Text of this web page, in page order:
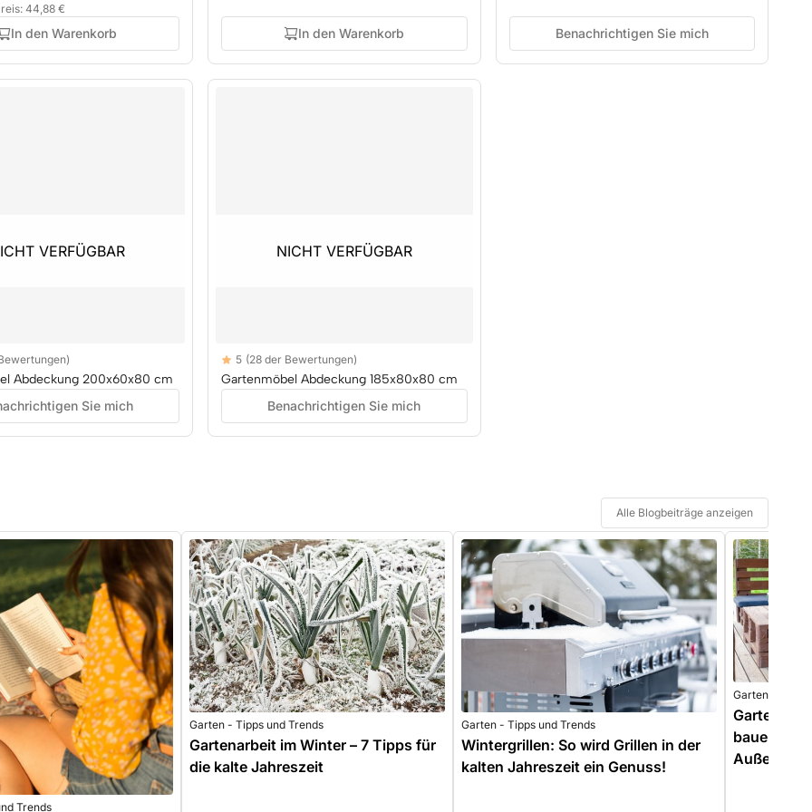
44,88 €
In den Warenkorb In den Warenkorb Benachrichtigen Sie mich
VERFÜGBAR
VERFÜGBAR
Abdeckung 200x60x80 cm
Sie mich
NICHT VERFÜGBAR
NICHT VERFÜGBAR
Reviews
5 out of 5 stars
5 (28 der Bewertungen)
Gartenmöbel Abdeckung 185x80x80 cm
Benachrichtigen Sie mich
Alle Blogbeiträge anzeigen
Trends
Garten - Tipps und Trends
Gartenarbeit im Winter – 7 Tipps für
die kalte Jahreszeit
Garten - Tipps und Trends
Wintergrillen: So wird Grillen in der
kalten Jahreszeit ein Genuss!
Garten - Tipps
bauen: